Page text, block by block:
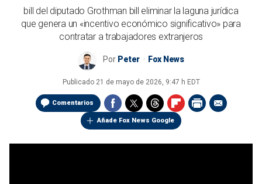
bill del diputado Grothman bill eliminar la laguna jurídica
que genera un «incentivo económico significativo» para
contratar a trabajadores extranjeros
Por Peter Fox News
Publicado 21 de mayo de 2026, 9:47 h EDT
Comentarios
Añade Fox News Google